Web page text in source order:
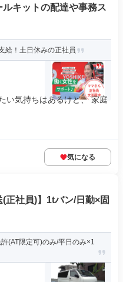
キットの配達や事務ス
給！土日休みの正社員
い気持ちはあるけど、 家庭
気になる
(正社員)】1tバン/日勤×固
(AT限定可)のみ/平日のみ×1